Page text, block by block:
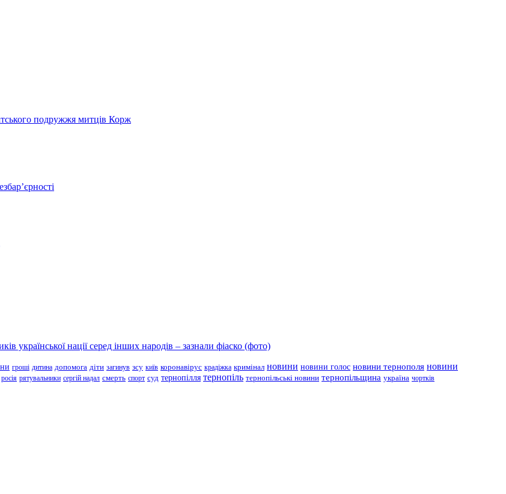
подружжя митців Корж
української нації серед інших народів – зазнали фіаско (фото)
гроші дитина допомога діти загинув зсу київ коронавірус крадіжка кримінал новини новини голос новини тернополя новини
росія рятувальники сергій надал смерть спорт суд тернопілля тернопіль тернопільські новини тернопільщина україна чортків